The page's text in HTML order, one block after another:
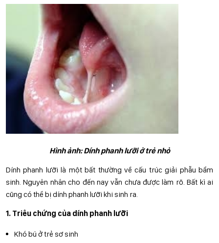
Hình ảnh: Dính phanh lưỡi ở trẻ nhỏ
Dính phanh lưỡi là một bất thường về cấu trúc giải phẫu bẩm
sinh. Nguyên nhân cho đến nay vẫn chưa được làm rõ. Bất kì ai
cũng có thể bị dính phanh lưỡi khi sinh ra.
1. Triêu chứng của dính phanh lưỡi
Khó bú ở trẻ sơ sinh